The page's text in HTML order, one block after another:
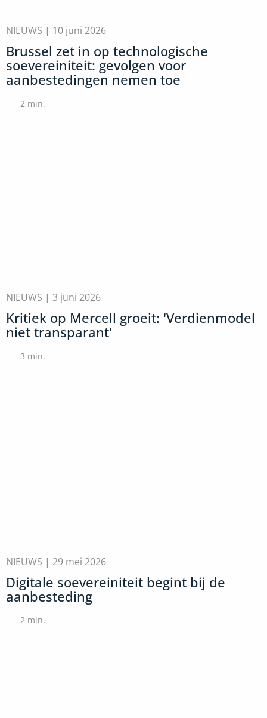
NIEUWS | 10 juni 2026
Brussel zet in op technologische
soevereiniteit: gevolgen voor
aanbestedingen nemen toe
2 min.
NIEUWS | 3 juni 2026
Kritiek op Mercell groeit: 'Verdienmodel
niet transparant'
3 min.
NIEUWS | 29 mei 2026
Digitale soevereiniteit begint bij de
aanbesteding
2 min.